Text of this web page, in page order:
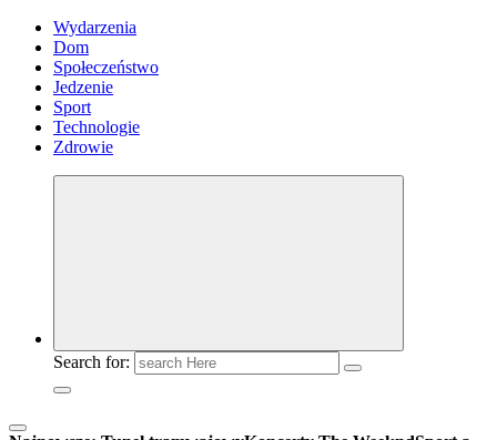
Wydarzenia
Dom
Społeczeństwo
Jedzenie
Sport
Technologie
Zdrowie
Search for: